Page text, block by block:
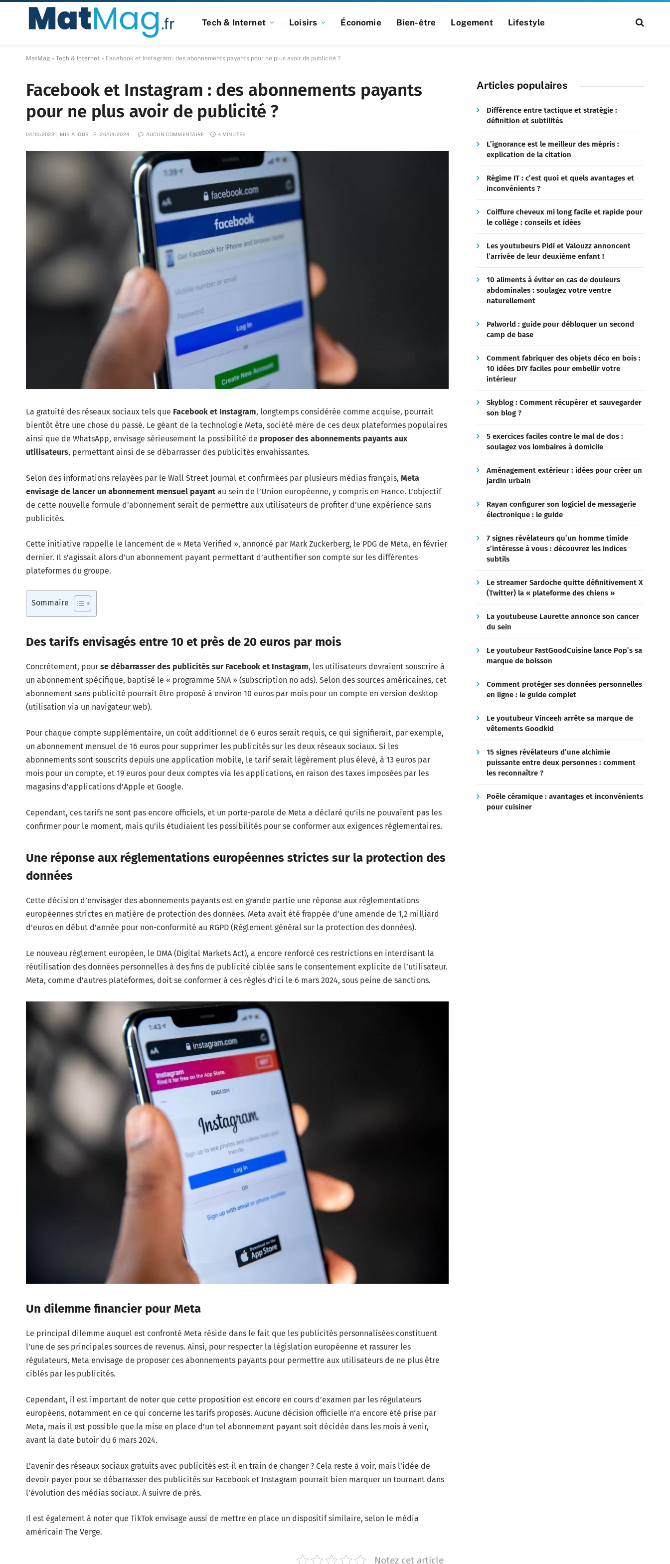
Tech & Internet Loisirs Économie Bien-être Logement Lifestyle
MatMag » Tech & Internet » Facebook et Instagram : des abonnements payants pour ne plus avoir de publicité ?
Facebook et Instagram : des abonnements payants
pour ne plus avoir de publicité ?
04/10/2023 MIS À JOUR LE 26/04/2024 AUCUN COMMENTAIRE 4 MINUTES
La gratuité des réseaux sociaux tels que Facebook et Instagram, longtemps considérée comme acquise, pourrait
bientôt être une chose du passé. Le géant de la technologie Meta, société mère de ces deux plateformes populaires
ainsi que de WhatsApp, envisage sérieusement la possibilité de proposer des abonnements payants aux
utilisateurs, permettant ainsi de se débarrasser des publicités envahissantes.
Selon des informations relayées par le Wall Street Journal et confirmées par plusieurs médias français, Meta
envisage de lancer un abonnement mensuel payant au sein de l’Union européenne, y compris en France. L’objectif
de cette nouvelle formule d’abonnement serait de permettre aux utilisateurs de profiter d’une expérience sans
publicités.
Cette initiative rappelle le lancement de « Meta Verified », annoncé par Mark Zuckerberg, le PDG de Meta, en février
dernier. Il s’agissait alors d’un abonnement payant permettant d’authentifier son compte sur les différentes
plateformes du groupe.
Sommaire
Des tarifs envisagés entre 10 et près de 20 euros par mois
Concrètement, pour se débarrasser des publicités sur Facebook et Instagram, les utilisateurs devraient souscrire à
un abonnement spécifique, baptisé le « programme SNA » (subscription no ads). Selon des sources américaines, cet
abonnement sans publicité pourrait être proposé à environ 10 euros par mois pour un compte en version desktop
(utilisation via un navigateur web).
Pour chaque compte supplémentaire, un coût additionnel de 6 euros serait requis, ce qui signifierait, par exemple,
un abonnement mensuel de 16 euros pour supprimer les publicités sur les deux réseaux sociaux. Si les
abonnements sont souscrits depuis une application mobile, le tarif serait légèrement plus élevé, à 13 euros par
mois pour un compte, et 19 euros pour deux comptes via les applications, en raison des taxes imposées par les
magasins d’applications d’Apple et Google.
Cependant, ces tarifs ne sont pas encore officiels, et un porte-parole de Meta a déclaré qu’ils ne pouvaient pas les
confirmer pour le moment, mais qu’ils étudiaient les possibilités pour se conformer aux exigences réglementaires.
Une réponse aux réglementations européennes strictes sur la protection des
données
Cette décision d’envisager des abonnements payants est en grande partie une réponse aux réglementations
européennes strictes en matière de protection des données. Meta avait été frappée d’une amende de 1,2 milliard
d’euros en début d’année pour non-conformité au RGPD (Règlement général sur la protection des données).
Le nouveau règlement européen, le DMA (Digital Markets Act), a encore renforcé ces restrictions en interdisant la
réutilisation des données personnelles à des fins de publicité ciblée sans le consentement explicite de l’utilisateur.
Meta, comme d’autres plateformes, doit se conformer à ces règles d’ici le 6 mars 2024, sous peine de sanctions.
Un dilemme financier pour Meta
Le principal dilemme auquel est confronté Meta réside dans le fait que les publicités personnalisées constituent
l’une de ses principales sources de revenus. Ainsi, pour respecter la législation européenne et rassurer les
régulateurs, Meta envisage de proposer ces abonnements payants pour permettre aux utilisateurs de ne plus être
ciblés par les publicités.
Cependant, il est important de noter que cette proposition est encore en cours d’examen par les régulateurs
européens, notamment en ce qui concerne les tarifs proposés. Aucune décision officielle n’a encore été prise par
Meta, mais il est possible que la mise en place d’un tel abonnement payant soit décidée dans les mois à venir,
avant la date butoir du 6 mars 2024.
L’avenir des réseaux sociaux gratuits avec publicités est-il en train de changer ? Cela reste à voir, mais l’idée de
devoir payer pour se débarrasser des publicités sur Facebook et Instagram pourrait bien marquer un tournant dans
l’évolution des médias sociaux. À suivre de près.
Il est également à noter que TikTok envisage aussi de mettre en place un dispositif similaire, selon le média
américain The Verge.
Notez cet article
Articles populaires
Différence entre tactique et stratégie :
définition et subtilités
L’ignorance est le meilleur des mépris :
explication de la citation
Régime IT : c’est quoi et quels avantages et
inconvénients ?
Coiffure cheveux mi long facile et rapide pour
le collège : conseils et idées
Les youtubeurs Pidi et Valouzz annoncent
l’arrivée de leur deuxième enfant !
10 aliments à éviter en cas de douleurs
abdominales : soulagez votre ventre
naturellement
Palworld : guide pour débloquer un second
camp de base
Comment fabriquer des objets déco en bois :
10 idées DIY faciles pour embellir votre
intérieur
Skyblog : Comment récupérer et sauvegarder
son blog ?
5 exercices faciles contre le mal de dos :
soulagez vos lombaires à domicile
Aménagement extérieur : idées pour créer un
jardin urbain
Rayan configurer son logiciel de messagerie
électronique : le guide
7 signes révélateurs qu’un homme timide
s’intéresse à vous : découvrez les indices
subtils
Le streamer Sardoche quitte définitivement X
(Twitter) la « plateforme des chiens »
La youtubeuse Laurette annonce son cancer
du sein
Le youtubeur FastGoodCuisine lance Pop’s sa
marque de boisson
Comment protéger ses données personnelles
en ligne : le guide complet
Le youtubeur Vinceeh arrête sa marque de
vêtements Goodkid
15 signes révélateurs d’une alchimie
puissante entre deux personnes : comment
les reconnaître ?
Poêle céramique : avantages et inconvénients
pour cuisiner